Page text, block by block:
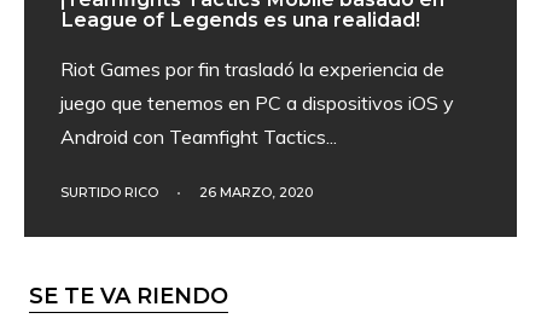
League of Legends es una realidad!
Riot Games por fin trasladó la experiencia de
juego que tenemos en PC a dispositivos iOS y
Android con Teamfight Tactics...
SURTIDO RICO • 26 MARZO, 2020
SE TE VA RIENDO